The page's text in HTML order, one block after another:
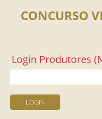
CONCURSO
Login Produtores
LOGIN